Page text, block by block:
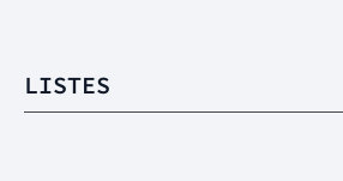
LISTES